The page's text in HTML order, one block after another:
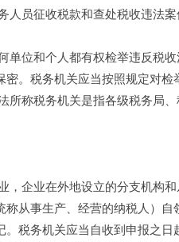
征收税款和查处税收违法案
和个人都有权检举违反税收
。税务机关应当按照规定对检
税务机关是指各级税务局、
业在外地设立的分支机构和
称从事生产、经营的纳税人）
。税务机关应当自收到申报之日